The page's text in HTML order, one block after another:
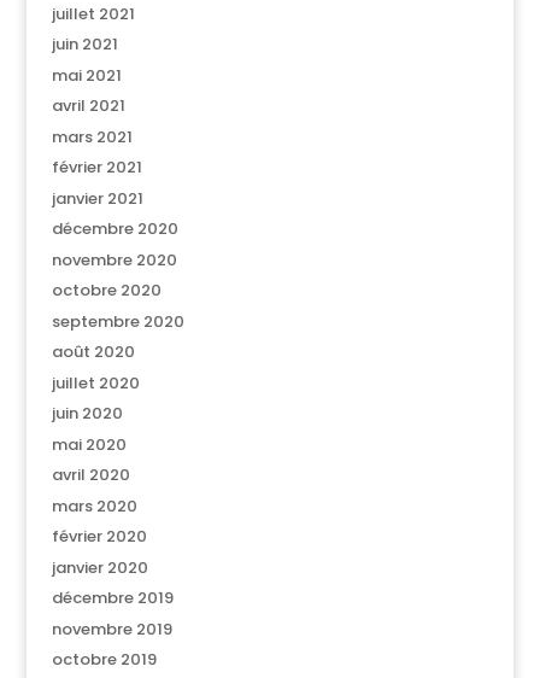
juillet 2021
juin 2021
mai 2021
avril 2021
mars 2021
février 2021
janvier 2021
décembre 2020
novembre 2020
octobre 2020
septembre 2020
août 2020
juillet 2020
juin 2020
mai 2020
avril 2020
mars 2020
février 2020
janvier 2020
décembre 2019
novembre 2019
octobre 2019